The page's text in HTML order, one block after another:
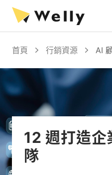
首頁 行銷資源 AI
12 週打造企
隊